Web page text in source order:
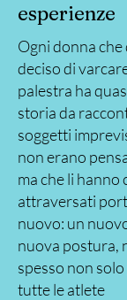
esperienze
Ogni donna che
deciso di
palestra ha
storia da
soggetti
non erano
ma che li
attraversati
nuovo: un
nuova postura,
spesso non
tutte le atlete